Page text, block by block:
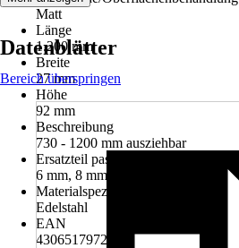
Matt
Länge
1.200 mm
Breite
27 mm
Höhe
92 mm
Beschreibung
730 - 1200 mm ausziehbar
Ersatzteil passend für
6 mm, 8 mm und 10 mm Glas
Materialspezifizierung
Edelstahl
EAN
4306517972660
Datenblätter
Bereich überspringen